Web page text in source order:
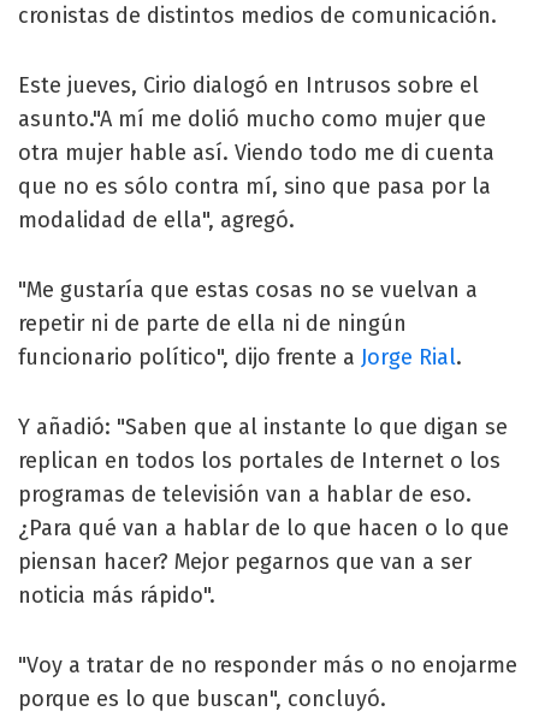
cronistas de distintos medios de comunicación.
Este jueves, Cirio dialogó en Intrusos sobre el
asunto."A mí me dolió mucho como mujer que
otra mujer hable así. Viendo todo me di cuenta
que no es sólo contra mí, sino que pasa por la
modalidad de ella", agregó.
"Me gustaría que estas cosas no se vuelvan a
repetir ni de parte de ella ni de ningún
funcionario político", dijo frente a Jorge Rial.
Y añadió: "Saben que al instante lo que digan se
replican en todos los portales de Internet o los
programas de televisión van a hablar de eso.
¿Para qué van a hablar de lo que hacen o lo que
piensan hacer? Mejor pegarnos que van a ser
noticia más rápido".
"Voy a tratar de no responder más o no enojarme
porque es lo que buscan", concluyó.